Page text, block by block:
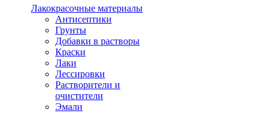
Лакокрасочные материалы
Антисептики
Грунты
Добавки в растворы
Краски
Лаки
Лессировки
Растворители и
очистители
Эмали